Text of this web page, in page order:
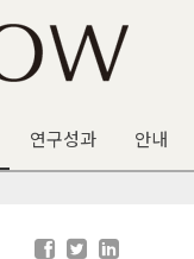
연구성과 안내